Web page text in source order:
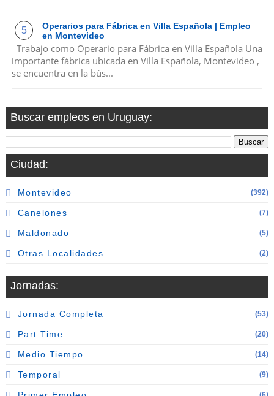
Operarios para Fábrica en Villa Española | Empleo
en Montevideo
Trabajo como Operario para Fábrica en Villa Española Una
importante fábrica ubicada en Villa Española, Montevideo ,
se encuentra en la bús...
Buscar empleos en Uruguay:
Ciudad:
Montevideo (392)
Canelones (7)
Maldonado (5)
Otras Localidades (2)
Jornadas:
Jornada Completa (53)
Part Time (20)
Medio Tiempo (14)
Temporal (9)